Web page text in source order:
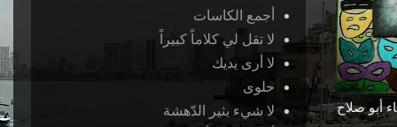
أبو صلاح
أجمع الكاسات
لا تقل لي كلاماً كبيراً
لا أرى يديك
حلوى
لا شيء يثير الدّهشة